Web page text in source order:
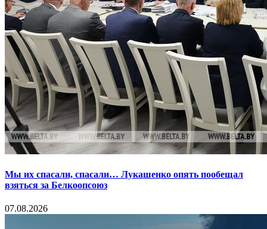
Мы их спасали, спасали… Лукашенко опять пообещал
взяться за Белкоопсоюз
07.08.2026